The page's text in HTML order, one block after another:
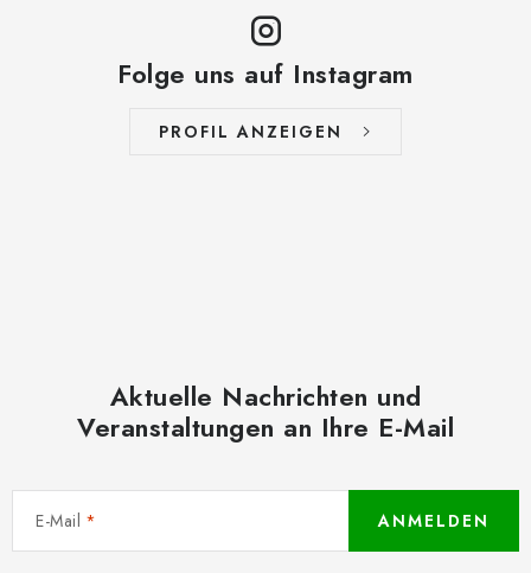
Folge uns auf Instagram
PROFIL ANZEIGEN
Aktuelle Nachrichten und
Veranstaltungen an Ihre E-Mail
E-Mail ANMELDEN